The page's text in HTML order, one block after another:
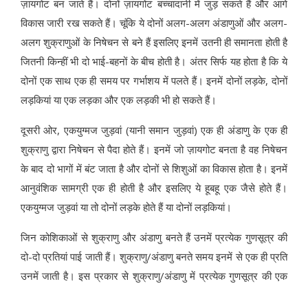
ज़ायगोट बन जाते हैं। दोनों ज़ायगोट बच्चादानी में जुड़ सकते हैं और आगे
विकास जारी रख सकते हैं। चूंकि ये दोनों अलग-अलग अंडाणुओं और अलग-
अलग शुक्राणुओं के निषेचन से बने हैं इसलिए इनमें उतनी ही समानता होती है
जितनी किन्हीं भी दो भाई-बहनों के बीच होती है। अंतर सिर्फ यह होता है कि ये
दोनों एक साथ एक ही समय पर गर्भाशय में पलते हैं। इनमें दोनों लड़के, दोनों
लड़कियां या एक लड़का और एक लड़की भी हो सकते हैं।
दूसरी ओर, एकयुग्मज जुड़वां (यानी समान जुड़वां) एक ही अंडाणु के एक ही
शुक्राणु द्वारा निषेचन से पैदा होते हैं। इनमें जो ज़ायगोट बनता है वह निषेचन
के बाद दो भागों में बंट जाता है और दोनों से शिशुओं का विकास होता है। इनमें
आनुवंशिक सामग्री एक ही होती है और इसलिए ये हूबहू एक जैसे होते हैं।
एकयुग्मज जुड़वां या तो दोनों लड़के होते हैं या दोनों लड़कियां।
जिन कोशिकाओं से शुक्राणु और अंडाणु बनते हैं उनमें प्रत्येक गुणसूत्र की
दो-दो प्रतियां पाई जाती हैं। शुक्राणु/अंडाणु बनते समय इनमें से एक ही प्रति
उनमें जाती है। इस प्रकार से शुक्राणु/अंडाणु में प्रत्येक गुणसूत्र की एक